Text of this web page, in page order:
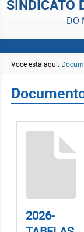
SINDICATO
DO
Você está aqui:
2026-